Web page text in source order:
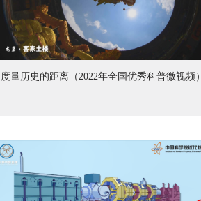
度量历史的距离（2022年全国优秀科普微视频）